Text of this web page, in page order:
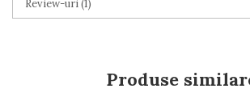
Review-uri(1)
Produse